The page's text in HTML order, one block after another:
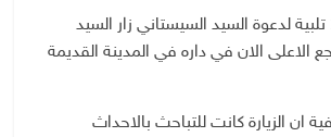
لدعوة السيد السيستاني زار السيد
الاعلى الان في داره في المدينة القديمة
الزيارة كانت للتباحث بالاحداث